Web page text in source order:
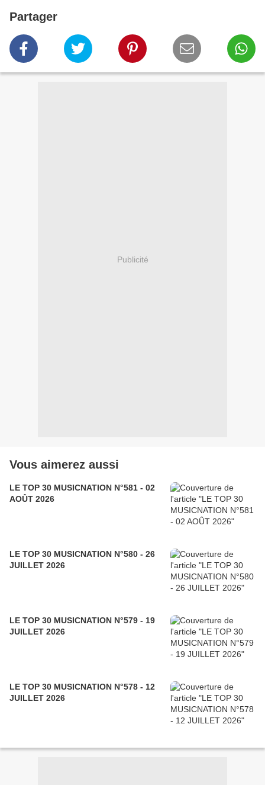
Partager
Publicité
Vous aimerez aussi
LE TOP 30 MUSICNATION N°581 - 02
AOÛT 2026
LE TOP 30 MUSICNATION N°580 - 26
JUILLET 2026
LE TOP 30 MUSICNATION N°579 - 19
JUILLET 2026
LE TOP 30 MUSICNATION N°578 - 12
JUILLET 2026